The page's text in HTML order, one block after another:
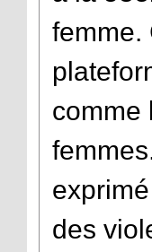
femme.
comme
des